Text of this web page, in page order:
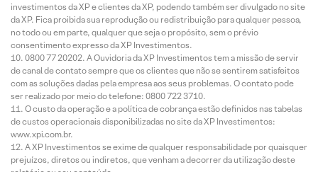
investimentos da XP e clientes da XP, podendo também ser divulgado no site
da XP. Fica proibida sua reprodução ou redistribuição para qualquer pessoa,
no todo ou em parte, qualquer que seja o propósito, sem o prévio
consentimento expresso da XP Investimentos.
0800 77 20202. A Ouvidoria da XP Investimentos tem a missão de servir
de canal de contato sempre que os clientes que não se sentirem satisfeitos
com as soluções dadas pela empresa aos seus problemas. O contato pode
ser realizado por meio do telefone: 0800 722 3710.
O custo da operação e a política de cobrança estão definidos nas tabelas
de custos operacionais disponibilizadas no site da XP Investimentos:
www.xpi.com.br.
A XP Investimentos se exime de qualquer responsabilidade por quaisquer
prejuízos, diretos ou indiretos, que venham a decorrer da utilização deste